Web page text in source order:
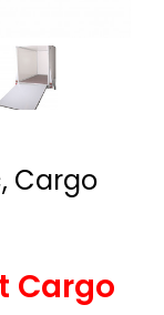
Cargo
Cargo